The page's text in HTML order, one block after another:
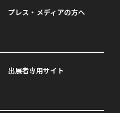
プレス・メディアの方へ
出展者専用サイト